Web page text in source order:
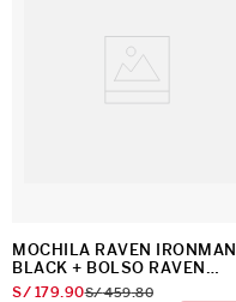
MOCHILA RAVEN IRONMAN
BLACK + BOLSO RAVEN
IRONMAN BLACK
S/ 179.90S/459.80